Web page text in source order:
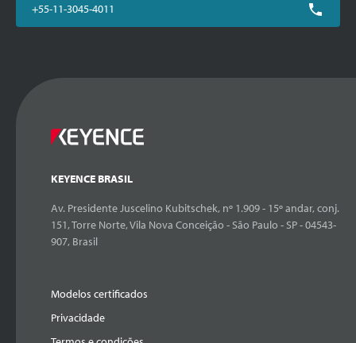
+55-11-3045-4011
KEYENCE BRASIL
Av. Presidente Juscelino Kubitschek, nº 1.909 - 15º andar, conj.
151, Torre Norte, Vila Nova Conceição - São Paulo - SP - 04543-
907, Brasil
Modelos certificados
Privacidade